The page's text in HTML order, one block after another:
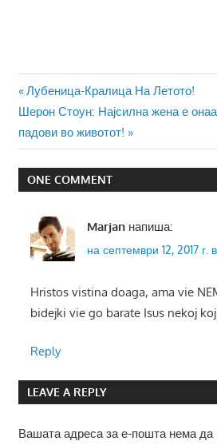
Навигација
на
напис
Previous
Post:
Лубеница-Кралица На Летото!
Next
Post:
Шерон Стоун: Најсилна жена е
падови во животот!
ONE COMMENT
Marjan напиша:
на септември 12, 2017 г.
Hristos vistina doaga, ama vie
bidejki vie go barate Isus nekoj
Reply
LEAVE A REPLY
Вашата адреса за е-пошта нема да